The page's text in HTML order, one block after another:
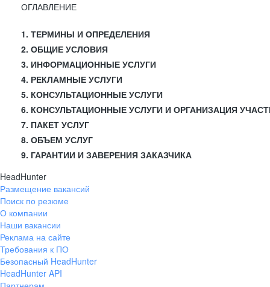
ОГЛАВЛЕНИЕ
1. ТЕРМИНЫ И ОПРЕДЕЛЕНИЯ
2. ОБЩИЕ УСЛОВИЯ
3. ИНФОРМАЦИОННЫЕ УСЛУГИ
4. РЕКЛАМНЫЕ УСЛУГИ
5. КОНСУЛЬТАЦИОННЫЕ УСЛУГИ
6. КОНСУЛЬТАЦИОННЫЕ УСЛУГИ И ОРГАНИЗАЦИЯ
7. ПАКЕТ УСЛУГ
8. ОБЪЕМ УСЛУГ
9. ГАРАНТИИ И ЗАВЕРЕНИЯ ЗАКАЗЧИКА
HeadHunter
Размещение вакансий
Поиск по резюме
О компании
Наши вакансии
Реклама на сайте
Требования к ПО
Безопасный HeadHunter
HeadHunter API